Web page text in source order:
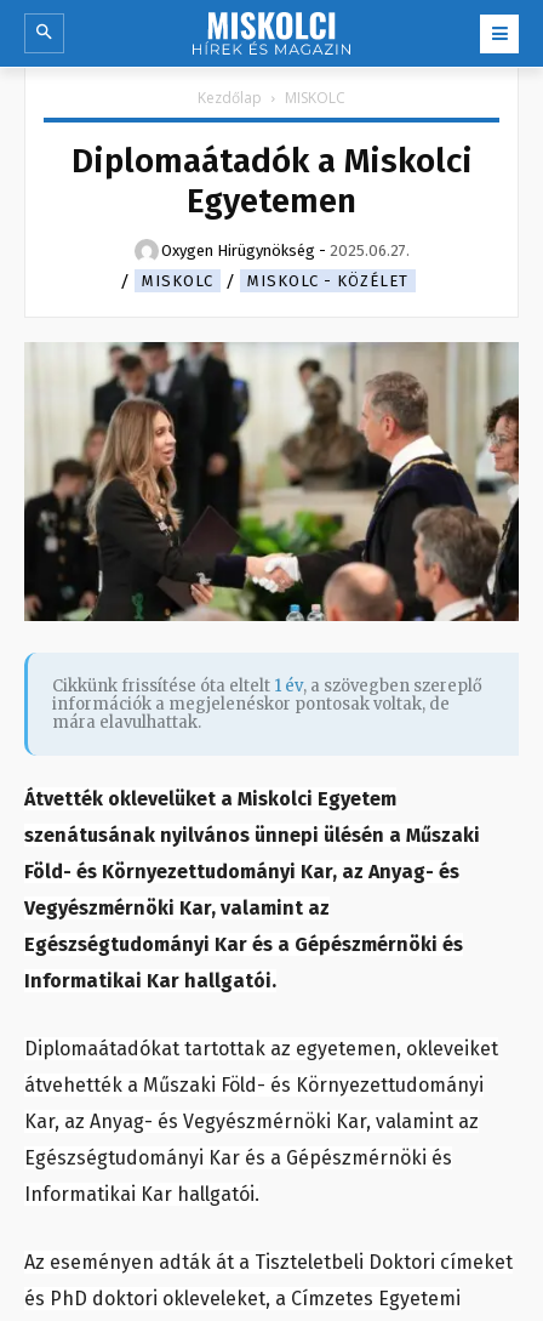
Kezdőlap MISKOLC
Diplomaátadók a Miskolci
Egyetemen
Oxygen Hirügynökség - 2025.06.27.
MISKOLC
MISKOLC - KÖZÉLET
Cikkünk frissítése óta eltelt 1 év, a szövegben szereplő
információk a megjelenéskor pontosak voltak, de
mára elavulhattak.
Átvették oklevelüket a Miskolci Egyetem
szenátusának nyilvános ünnepi ülésén a Műszaki
Föld- és Környezettudományi Kar, az Anyag- és
Vegyészmérnöki Kar, valamint az
Egészségtudományi Kar és a Gépészmérnöki és
Informatikai Kar hallgatói.
Diplomaátadókat tartottak az egyetemen, okleveiket
átvehették a Műszaki Föld- és Környezettudományi
Kar, az Anyag- és Vegyészmérnöki Kar, valamint az
Egészségtudományi Kar és a Gépészmérnöki és
Informatikai Kar hallgatói.
Az eseményen adták át a Tiszteletbeli Doktori címeket
és PhD doktori okleveleket, a Címzetes Egyetemi